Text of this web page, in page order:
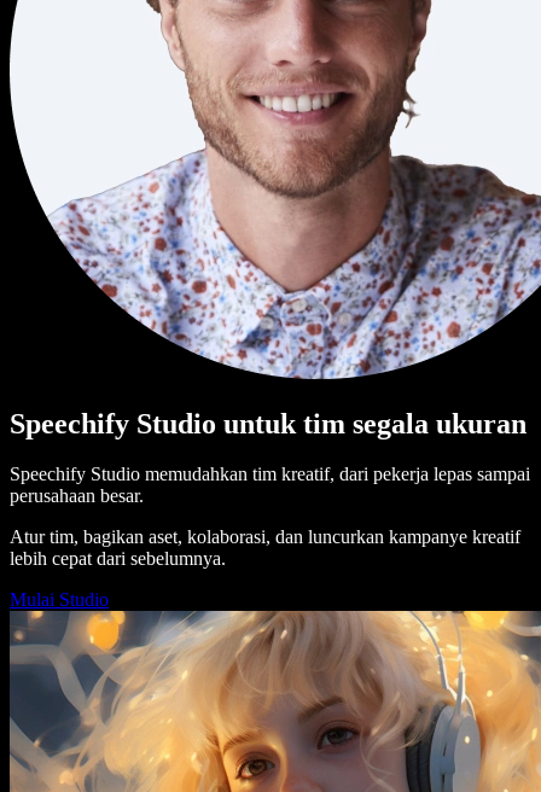
Speechify Studio untuk tim segala ukuran
Speechify Studio memudahkan tim kreatif, dari pekerja lepas sampai
perusahaan besar.
Atur tim, bagikan aset, kolaborasi, dan luncurkan kampanye kreatif
lebih cepat dari sebelumnya.
Mulai Studio